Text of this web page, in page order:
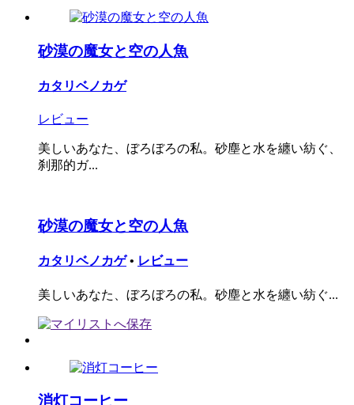
砂漠の魔女と空の人魚
カタリベノカゲ
レビュー
美しいあなた、ぼろぼろの私。砂塵と水を纏い紡ぐ、
刹那的ガ...
砂漠の魔女と空の人魚
カタリベノカゲ • レビュー
美しいあなた、ぼろぼろの私。砂塵と水を纏い紡ぐ...
消灯コーヒー